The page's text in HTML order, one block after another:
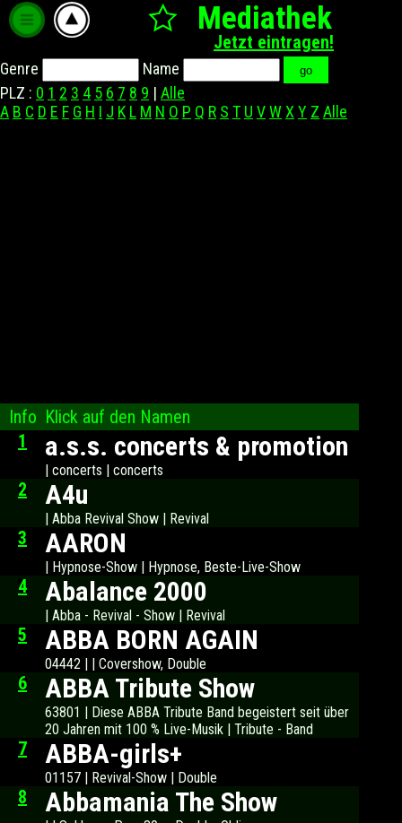
Mediathek
Genre
Name
PLZ : 0 1 2 3 4 5 6 7 8 9 | Alle
A B C D E F G H I J K L M N O P Q R S T U VWX Y Z Alle
Info Klick auf den Namen
1
a.s.s. concerts & promotion
| concerts | concerts
2 A4u
| Abba Revival Show | Revival
3 AARON
| Hypnose-Show | Hypnose, Beste-Live-Show
4 Abalance 2000
| Abba - Revival - Show | Revival
5 ABBA BORN AGAIN
04442 | | Covershow, Double
6 ABBA Tribute Show
63801 | Diese ABBA Tribute Band begeistert seit über
20 Jahren mit 100 % Live-Musik | Tribute - Band
7 ABBA-girls+
01157 | Revival-Show | Double
8 Abbamania The Show
Jetzt eintragen!